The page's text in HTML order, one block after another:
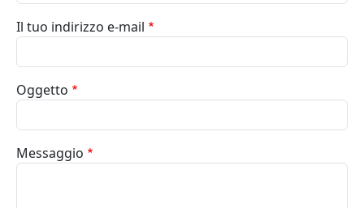
Il tuo indirizzo e-mail
Oggetto
Messaggio